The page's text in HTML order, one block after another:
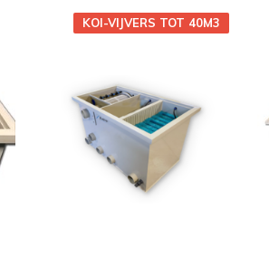
KOI-VIJVERS TOT 40M3